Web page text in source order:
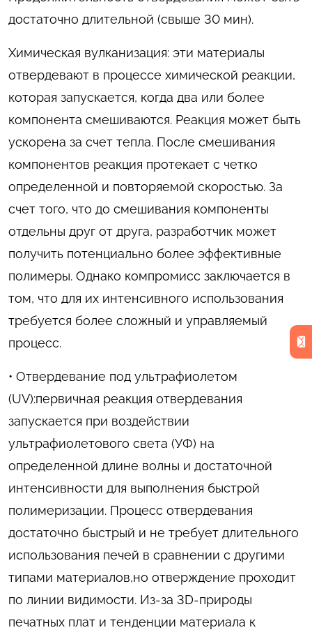
достаточно длительной (свыше 30 мин).
Химическая вулканизация: эти материалы
отвердевают в процессе химической реакции,
которая запускается, когда два или более
компонента смешиваются. Реакция может быть
ускорена за счет тепла. После смешивания
компонентов реакция протекает с четко
определенной и повторяемой скоростью. За
счет того, что до смешивания компоненты
отдельны друг от друга, разработчик может
получить потенциально более эффективные
полимеры. Однако компромисс заключается в
том, что для их интенсивного использования
требуется более сложный и управляемый
процесс.
• Отвердевание под ультрафиолетом
(UV):первичная реакция отвердевания
запускается при воздействии
ультрафиолетового света (УФ) на
определенной длине волны и достаточной
интенсивности для выполнения быстрой
полимеризации. Процесс отвердевания
достаточно быстрый и не требует длительного
использования печей в сравнении с другими
типами материалов,но отверждение проходит
по линии видимости. Из-за 3D-природы
печатных плат и тенденции материала к